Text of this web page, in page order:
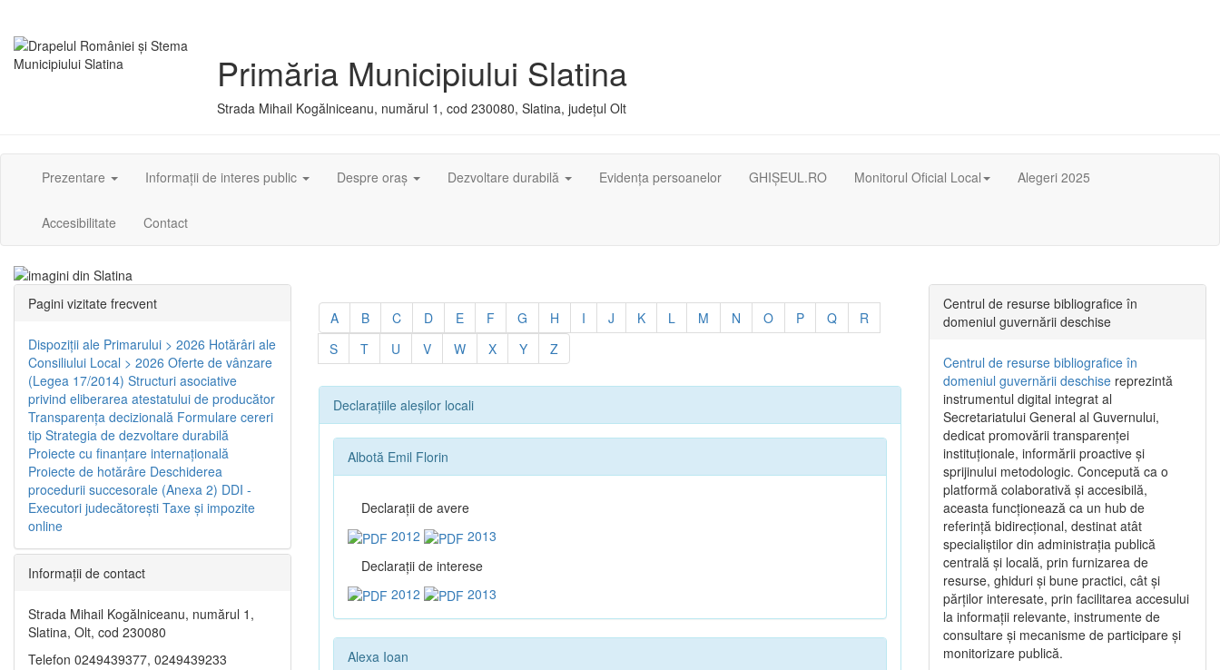
Primăria Municipiului Slatina
Strada Mihail Kogălniceanu, numărul 1, cod 230080, Slatina, județul Olt
Prezentare Informații de interes public Despre oraș Dezvoltare durabilă Evidența persoanelor GHIȘEUL.RO Monitorul Oficial Local Alegeri 2025
Accesibilitate Contact
A B C D E F G H I J K L M N O P Q
R
S
T U V W X Y Z
Declarațiile aleșilor locali
Albotă Emil Florin
Declaraţii de avere
2012
2013
Declaraţii de interese
2012
2013
Alexa Ioan
Pagini vizitate frecvent
Dispoziţii ale Primarului > 2026 Hotărâri ale
Consiliului Local > 2026 Oferte de vânzare
(Legea 17/2014) Structuri asociative
privind eliberarea atestatului de producător
Transparenţa decizională Formulare cereri
tip Strategia de dezvoltare durabilă
Proiecte cu finanţare internaţională
Proiecte de hotărâre Deschiderea
procedurii succesorale (Anexa 2) DDI -
Executori judecătorești Taxe şi impozite
online
Informaţii de contact
Strada Mihail Kogălniceanu, numărul 1,
Slatina, Olt, cod 230080
Telefon 0249439377, 0249439233
Centrul de resurse bibliografice în
domeniul guvernării deschise
Centrul de resurse bibliografice în
domeniul guvernării deschise reprezintă
instrumentul digital integrat al
Secretariatului General al Guvernului,
dedicat promovării transparenței
instituționale, informării proactive și
sprijinului metodologic. Concepută ca o
platformă colaborativă și accesibilă,
aceasta funcționează ca un hub de
referință bidirecțional, destinat atât
specialiștilor din administrația publică
centrală și locală, prin furnizarea de
resurse, ghiduri și bune practici, cât și
părților interesate, prin facilitarea accesului
la informații relevante, instrumente de
consultare și mecanisme de participare și
monitorizare publică.